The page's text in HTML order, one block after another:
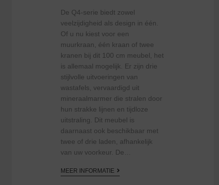
De Q4-serie biedt zowel
veelzijdigheid als design in één.
Of u nu kiest voor een
muurkraan, één kraan of twee
kranen bij dit 100 cm meubel, het
is allemaal mogelijk. Er zijn drie
stijlvolle uitvoeringen van
wastafels, vervaardigd uit
mineraalmarmer die stralen door
hun strakke lijnen en tijdloze
uitstraling. Dit meubel is
daarnaast ook beschikbaar met
twee of drie laden, afhankelijk
van uw voorkeur. De…
MEER INFORMATIE